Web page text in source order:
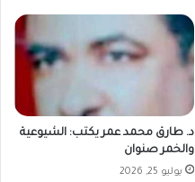
د. طارق محمد عمر يكتب: الشيوعية
والخمر صنوان
يوليو 25, 2026